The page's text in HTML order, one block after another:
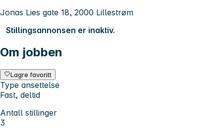
Jonas Lies gate 18, 2000 Lillestrøm
Stillingsannonsen er inaktiv.
Om jobben
Lagre favoritt
Type ansettelse
Fast, deltid
Antall stillinger
3